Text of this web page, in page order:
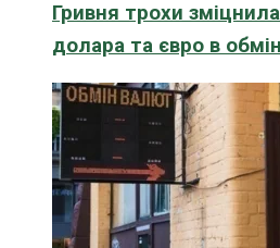
Гривня трохи
долара та євро в